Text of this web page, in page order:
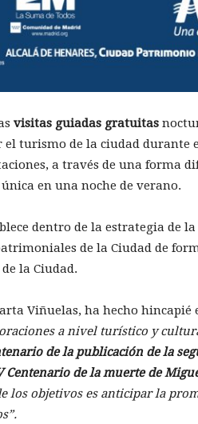
visitas guiadas gratuitas
turismo de la ciudad durante
a través de una forma
en una noche de verano.
dentro de la estrategia de
de la Ciudad de
la Ciudad.
Viñuelas, ha hecho hincapié
a nivel turístico y
de la publicación de la
Centenario de la muerte de
los objetivos es anticipar la